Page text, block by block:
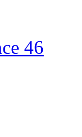
46